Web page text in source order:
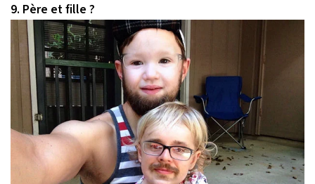
9. Père et fille ?